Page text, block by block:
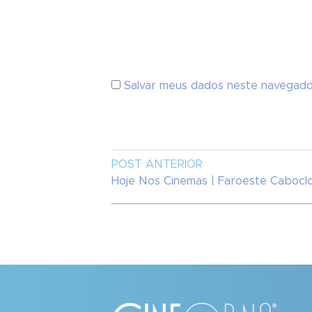
Salvar meus dados neste
POST ANTERIOR
Hoje Nos Cinemas | Faroeste